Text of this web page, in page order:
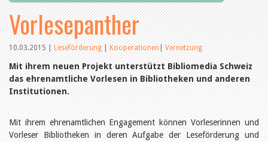
News und Fachbeiträge
Bibliotheken
Agenda
Zur Artikelübersicht
Lesenswert
Gut bewertet
Kategorien
Aus dem Amt für Kultur
Aus der Kommission
Aus den Bibliotheken
Organisation
Raum und Infrastruktur
Bestand
Benutzung
Finanzen
Vorlesepanther
10.03.2015|Leseförderung|Kooperationen|Vernetzung
Mit ihrem neuen Projekt unterstützt Bibliomedia Schweiz
das ehrenamtliche Vorlesen in Bibliotheken und anderen
Institutionen.
Mit ihrem ehrenamtlichen Engagement können Vorleserinnen und
Vorleser Bibliotheken in deren Aufgabe der Leseförderung und